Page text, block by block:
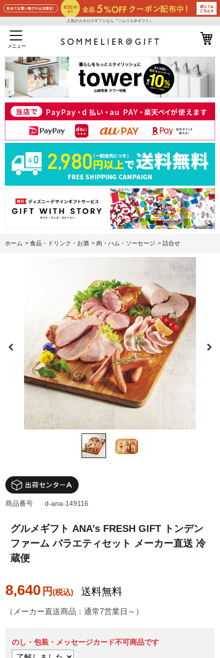
人気のカタログギフトなら『ソムリエ＠ギフト』
メニュー
ホーム > 食品・ドリンク・お酒 > 肉・ハム・ソーセージ > 詰合せ
グルメギフト ANA’s FRESH GIFT トンデン
ファーム バラエティセット メーカー直送 冷
蔵便
8,640 円 送料無料
商品番号 d-ana-149116
（メーカー直送商品：通常7営業日～）
のし・包装・メッセージカード不可商品です